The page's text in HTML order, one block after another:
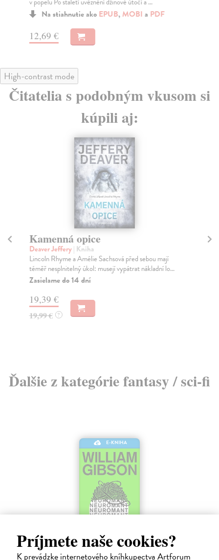
Príjmete naše cookies?
K prevádzke internetového kníhkupectva Artforum
Na stiahnutie ako EPUB,MOBI a PDF
12,69 €
High-contrast mode
Čitatelia s podobným vkusom si
kúpili aj:
Kamenná opice
Deaver Jeffery| Kniha
Lincoln Rhyme a Amélie Sachsová před sebou mají
téměř nesplnitelný úkol: musejí vypátrat nákladní lo...
Zasielame do 14 dní
19,39 €
19,99 € ?
Ďalšie z kategórie fantasy / sci-fi
E-KNIHA
Neuromant